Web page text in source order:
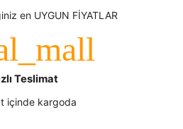
en UYGUN FİYATLAR
Teslimat
içinde kargoda